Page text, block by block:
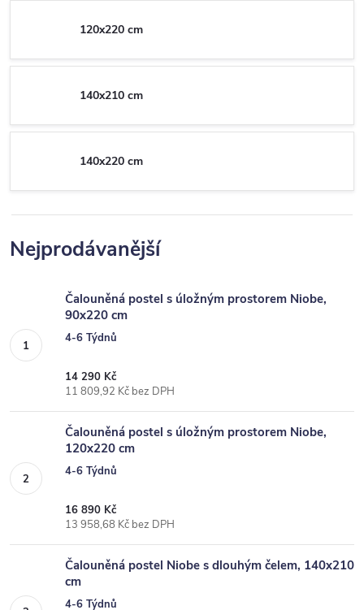
120x220 cm
140x210 cm
140x220 cm
Nejprodávanější
Čalouněná postel s úložným prostorem Niobe,
90x220 cm
4-6 Týdnů
14 290 Kč
11 809,92 Kč bez DPH
Čalouněná postel s úložným prostorem Niobe,
120x220 cm
4-6 Týdnů
16 890 Kč
13 958,68 Kč bez DPH
Čalouněná postel Niobe s dlouhým čelem, 140x210
cm
4-6 Týdnů